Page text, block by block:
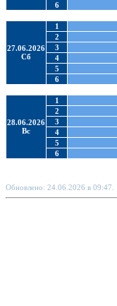
6
27.06.2026
Сб
1
2
3
4
5
6
28.06.2026
Вс
1
2
3
4
5
6
Обновлено: 24.06.2026 в 09:47.